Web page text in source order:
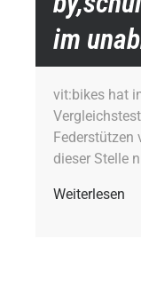
im
vit:bikes hat
Federstützen
dieser Stelle
Weiterlesen